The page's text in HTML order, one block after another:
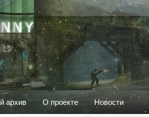
архив О проекте Новости